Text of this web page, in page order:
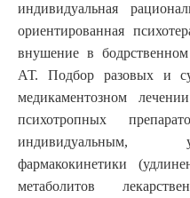
индивидуальная
ориентированная
внушение в
АТ. Подбор разовых и
медикаментозном
психотропных
индивидуальным,
фармакокинетики
метаболитов